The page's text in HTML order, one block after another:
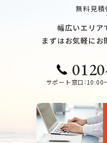
無料見積
幅広いエリア
まずはお気軽にお
サポート窓口：